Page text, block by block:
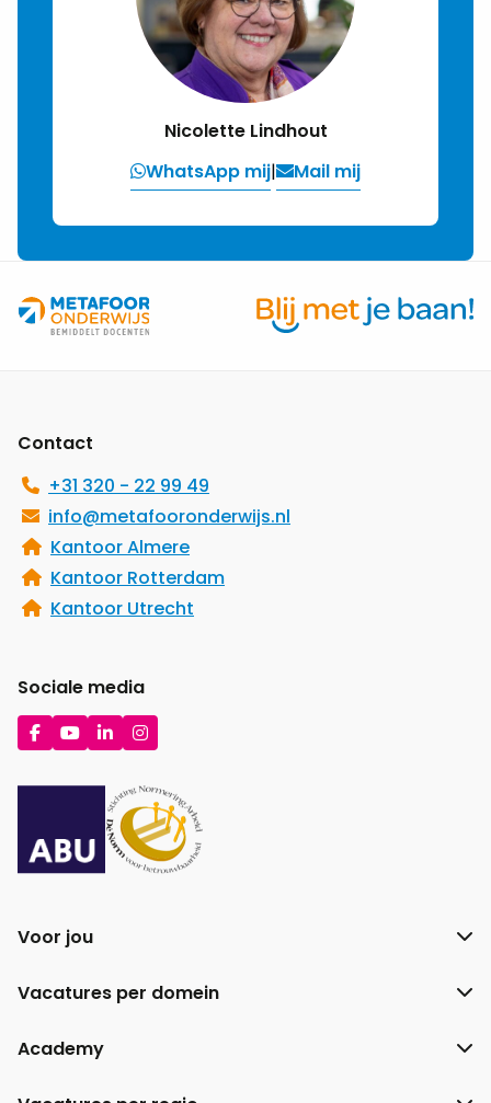
Nicolette Lindhout
WhatsApp mij| Mail mij
Contact
+31 320 - 22 99 49
info@metafooronderwijs.nl
Kantoor Almere
Kantoor Rotterdam
Kantoor Utrecht
Sociale media
Ga
naar
Facebook
Ga
naar
YouTube
Ga
naar
LinkedIn
Ga
naar
Instagram
Voor jou
Vacatures per domein
Academy